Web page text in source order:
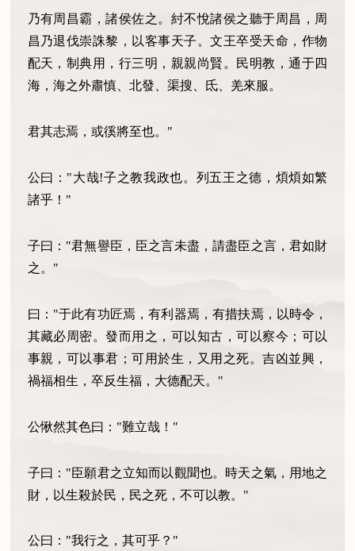
乃有周昌霸，諸侯佐之。紂不悅諸侯之聽于周昌，周
昌乃退伐崇誅黎，以客事天子。文王卒受天命，作物
配天，制典用，行三明，親親尚賢。民明教，通于四
海，海之外肅慎、北發、渠搜、氐、羌來服。
君其志焉，或徯將至也。"
公曰："大哉!子之教我政也。列五王之德，煩煩如繁
諸乎！"
子曰："君無譽臣，臣之言未盡，請盡臣之言，君如財
之。"
曰："于此有功匠焉，有利器焉，有措扶焉，以時令，
其藏必周密。發而用之，可以知古，可以察今；可以
事親，可以事君；可用於生，又用之死。吉凶並興，
禍福相生，卒反生福，大德配天。"
公愀然其色曰："難立哉！"
子曰："臣願君之立知而以觀聞也。時天之氣，用地之
財，以生殺於民，民之死，不可以教。"
公曰："我行之，其可乎？"